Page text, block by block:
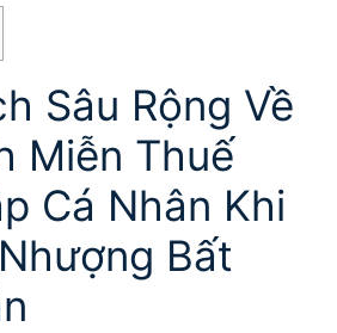
Sâu Rộng Về
Miễn Thuế
Cá Nhân Khi
Bất